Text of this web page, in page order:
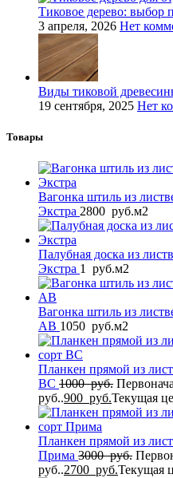
Тиковое дерево: выбор
3 апреля, 2026 Нет
Виды тиковой
19 сентября, 2025 Нет
Товары
Вагонка штиль из
Экстра 2800 руб.м2
Палубная доска из
Экстра 1 руб.м2
Вагонка штиль из
AB 1050 руб.м2
Планкен прямой из
BС 1000руб.
руб..900 руб.Текущая
Планкен прямой из
Прима 3000руб.
руб..2700 руб.Текущая